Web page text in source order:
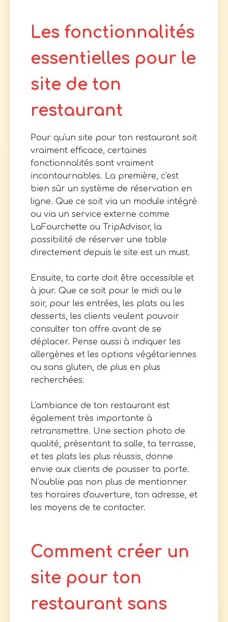
Les fonctionnalités
essentielles pour le
site de ton
restaurant
Pour qu'un site pour ton restaurant soit
vraiment efficace, certaines
fonctionnalités sont vraiment
incontournables. La première, c'est
bien sûr un système de réservation en
ligne. Que ce soit via un module intégré
ou via un service externe comme
LaFourchette ou TripAdvisor, la
possibilité de réserver une table
directement depuis le site est un must.
Ensuite, ta carte doit être accessible et
à jour. Que ce soit pour le midi ou le
soir, pour les entrées, les plats ou les
desserts, les clients veulent pouvoir
consulter ton offre avant de se
déplacer. Pense aussi à indiquer les
allergènes et les options végétariennes
ou sans gluten, de plus en plus
recherchées.
L'ambiance de ton restaurant est
également très importante à
retransmettre. Une section photo de
qualité, présentant ta salle, ta terrasse,
et tes plats les plus réussis, donne
envie aux clients de pousser ta porte.
N'oublie pas non plus de mentionner
tes horaires d'ouverture, ton adresse, et
les moyens de te contacter.
Comment créer un
site pour ton
restaurant sans